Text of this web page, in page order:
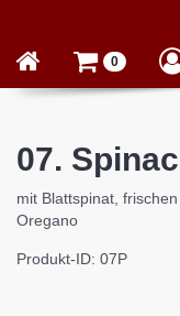
0
mit Blattspinat,
Oregano
Produkt-ID: 07P